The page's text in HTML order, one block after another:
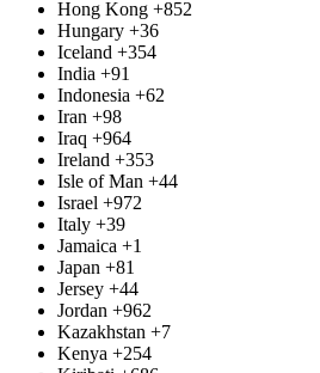
Hong Kong +852
Hungary +36
Iceland +354
India +91
Indonesia +62
Iran +98
Iraq +964
Ireland +353
Isle of Man +44
Israel +972
Italy +39
Jamaica +1
Japan +81
Jersey +44
Jordan +962
Kazakhstan +7
Kenya +254